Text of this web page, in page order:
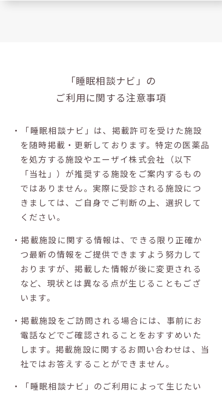
「睡眠相談ナビ」の
ご利用に関する注意事項
・「睡眠相談ナビ」は、掲載許可を受けた施設
を随時掲載・更新しております。特定の医薬品
を処方する施設やエーザイ株式会社（以下
「当社」）が推奨する施設をご案内するもの
ではありません。実際に受診される施設につ
きましては、ご自身でご判断の上、選択して
ください。
・掲載施設に関する情報は、できる限り正確か
つ最新の情報をご提供できますよう努力して
おりますが、掲載した情報が後に変更される
など、現状とは異なる点が生じることもござ
います。
・掲載施設をご訪問される場合には、事前にお
電話などでご確認されることをおすすめいた
します。掲載施設に関するお問い合わせは、当
社ではお答えすることができません。
・「睡眠相談ナビ」のご利用によって生じたい